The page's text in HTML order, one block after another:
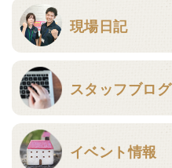
現場日記
スタッフブログ
イベント情報